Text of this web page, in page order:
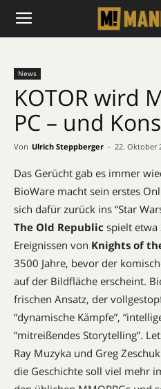
News
KOTOR wird
PC – und
Von Ulrich Steppberger - 22. Oktober
Das Gerücht gab es immer
BioWare macht sein erstes
sich dafür zurück ins “Star
The Old Republic spielt etwa
Ereignissen von Knights of
3500 Jahre, bevor der
auf der Bildfläche erscheint.
frischen Ansatz, der
“dynamische Kämpfe”,
“mitreißendes Storytelling”.
Ray Muzyka und Greg
die Geschichte soll viel mehr